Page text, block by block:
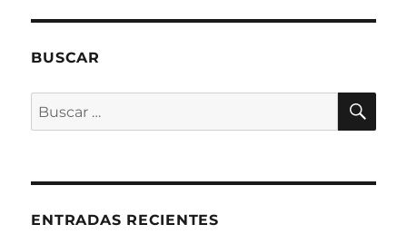
BUSCAR
Buscar
por:
ENTRADAS RECIENTES